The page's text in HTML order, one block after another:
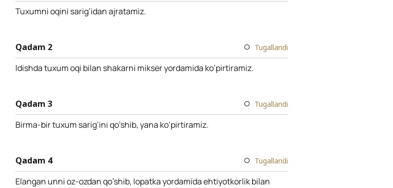
Tuxumni oqini sarig’idan ajratamiz.
Qadam 2 Tugallandi
Idishda tuxum oqi bilan shakarni mikser yordamida ko’pirtiramiz.
Qadam 3 Tugallandi
Birma-bir tuxum sarig’ini qo’shib, yana ko’pirtiramiz.
Qadam 4 Tugallandi
Elangan unni oz-ozdan qo’shib, lopatka yordamida ehtiyotkorlik bilan